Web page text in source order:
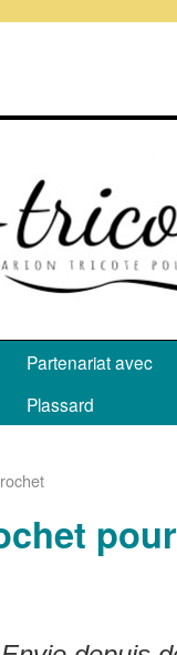
Partenariat avec
Plassard